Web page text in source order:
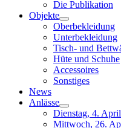
Die Publikation
Objekte
Oberbekleidung
Unterbekleidung
Tisch- und
Hüte und Schuhe
Accessoires
Sonstiges
News
Anlässe
Dienstag, 4.
Mittwoch, 26.